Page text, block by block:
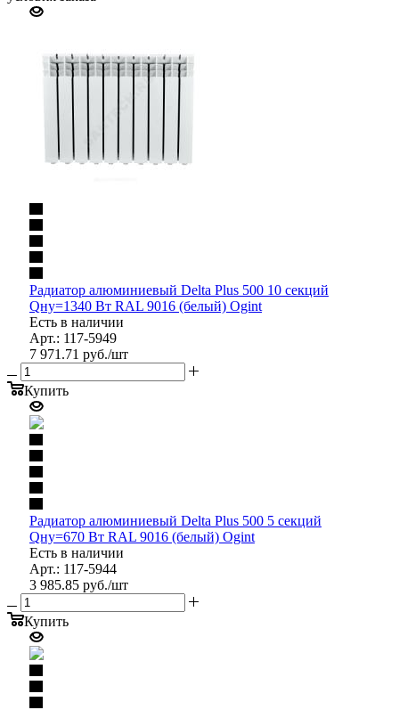
Радиатор алюминиевый Delta Plus 500 10 секций
Qну=1340 Вт RAL 9016 (белый) Ogint
Есть в наличии
Арт.: 117-5949
7 971.71 руб./шт
Купить
Радиатор алюминиевый Delta Plus 500 5 секций
Qну=670 Вт RAL 9016 (белый) Ogint
Есть в наличии
Арт.: 117-5944
3 985.85 руб./шт
Купить